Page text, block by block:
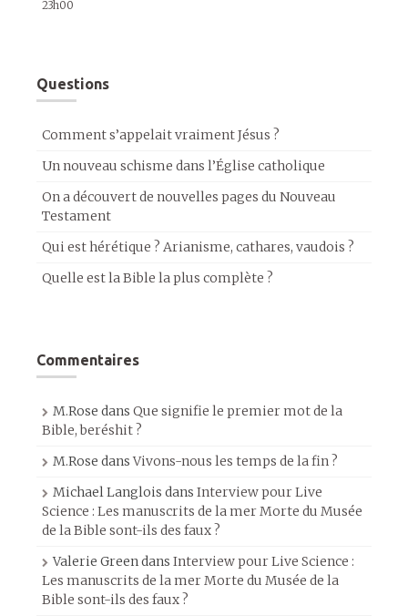
23h00
Questions
Comment s’appelait vraiment Jésus ?
Un nouveau schisme dans l’Église catholique
On a découvert de nouvelles pages du Nouveau
Testament
Qui est hérétique ? Arianisme, cathares, vaudois ?
Quelle est la Bible la plus complète ?
Commentaires
M.Rose dans Que signifie le premier mot de la
Bible, beréshit ?
M.Rose dansVivons-nous les temps de la fin ?
Michael Langlois dans Interview pour Live
Science : Les manuscrits de la mer Morte du Musée
de la Bible sont-ils des faux ?
Valerie Greendans Interview pour Live Science :
Les manuscrits de la mer Morte du Musée de la
Bible sont-ils des faux ?